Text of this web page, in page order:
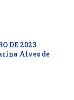
DE 2023
Alves de